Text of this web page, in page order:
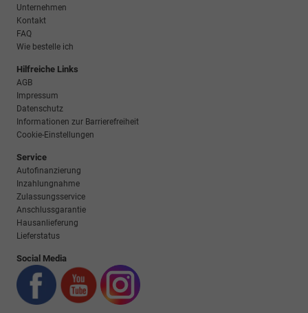
Unternehmen
Kontakt
FAQ
Wie bestelle ich
Hilfreiche Links
AGB
Impressum
Datenschutz
Informationen zur Barrierefreiheit
Cookie-Einstellungen
Service
Autofinanzierung
Inzahlungnahme
Zulassungsservice
Anschlussgarantie
Hausanlieferung
Lieferstatus
Social Media